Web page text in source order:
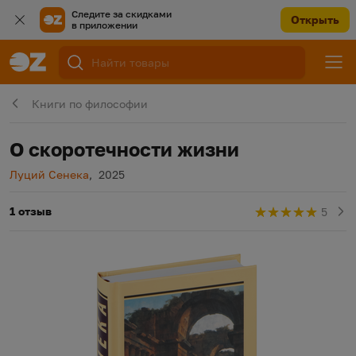
Следите за скидками
в приложении
Открыть
Книги по философии
О скоротечности жизни
Автор
Луций Сенека, Год издания
2025
1 отзыв 5